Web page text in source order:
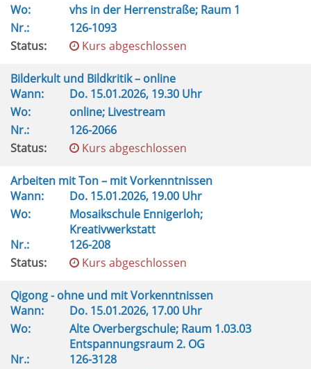
Wo:
vhs in der Herrenstraße; Raum 1
Nr.:
126-1093
Status:
Kurs abgeschlossen
Bilderkult und Bildkritik – online
Wann:
Do. 15.01.2026, 19.30 Uhr
Wo:
online; Livestream
Nr.:
126-2066
Status:
Kurs abgeschlossen
Arbeiten mit Ton – mit Vorkenntnissen
Wann:
Do. 15.01.2026, 19.00 Uhr
Wo:
Mosaikschule Ennigerloh;
Kreativwerkstatt
Nr.:
126-208
Status:
Kurs abgeschlossen
Qigong - ohne und mit Vorkenntnissen
Wann:
Do. 15.01.2026, 17.00 Uhr
Wo:
Alte Overbergschule; Raum 1.03.03
Entspannungsraum 2. OG
Nr.:
126-3128